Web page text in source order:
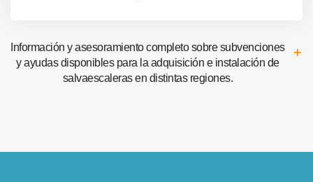
Información y asesoramiento completo sobre subvenciones
y ayudas disponibles para la adquisición e instalación de
salvaescaleras en distintas regiones.